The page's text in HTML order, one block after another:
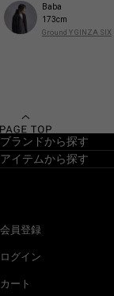
Baba
173cm
Ground Y GINZA SIX
ブランドから探す
アイテムから探す
会員登録
ログイン
カート